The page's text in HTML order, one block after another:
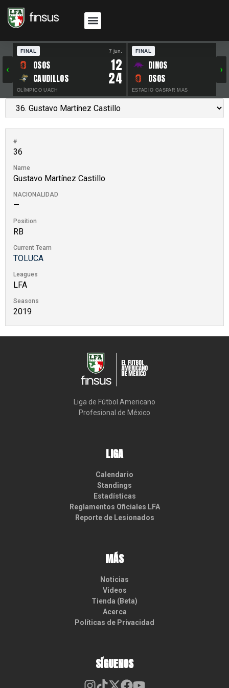
‹
FINAL 7 jun.
OSOS 12
CAUDILLOS 24
OLÍMPICO UACH
FINAL
DINOS
OSOS
ESTADIO GASPAR MAS
›
#
36
Name
Gustavo Martínez Castillo
NACIONALIDAD
—
Position
RB
Current Team
TOLUCA
Leagues
LFA
Seasons
2019
Liga de Fútbol Americano
Profesional de México
LIGA
Calendario
Standings
Estadísticas
Reglamentos Oficiales LFA
Reporte de Lesionados
MÁS
Noticias
Videos
Tienda (Beta)
Acerca
Políticas de Privacidad
SÍGUENOS